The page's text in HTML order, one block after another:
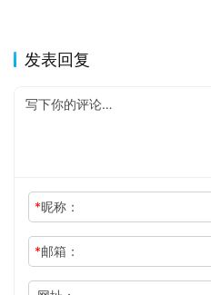
发表回复
*昵称：
*邮箱：